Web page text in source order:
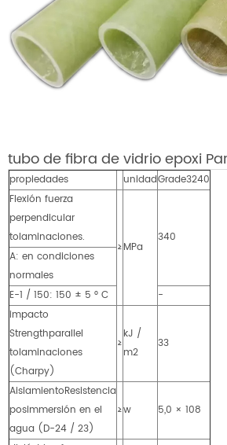
tubo de fibra de vidrio epoxi
propiedades unidadGrade3240
Flexión fuerza
perpendicular
tolaminaciones.
≥MPa
340
A: en condiciones
normales
E-1 / 150: 150 ± 5 ° C
-
impacto
Strengthparallel
tolaminaciones
(Charpy)
≥
kJ /
m2
33
AislamientoResistencia
posimmersión en el
agua (D-24 / 23)
≥w 5,0 × 108